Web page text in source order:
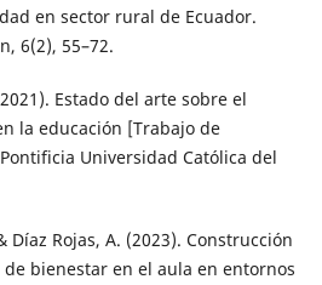
en sector rural de Ecuador.
6(2), 55–72.
Estado del arte sobre el
la educación [Trabajo de
Universidad Católica del
Díaz Rojas, A. (2023). Construcción
bienestar en el aula en entornos